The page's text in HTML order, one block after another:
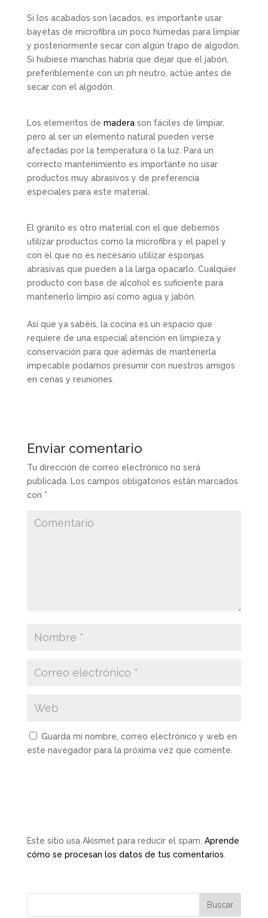
Si los acabados son lacados, es importante usar
bayetas de microfibra un poco húmedas para limpiar
y posteriormente secar con algún trapo de algodón.
Si hubiese manchas habría que dejar que el jabón,
preferiblemente con un ph neutro, actúe antes de
secar con el algodón.
Los elementos de maderason fáciles de limpiar,
pero al ser un elemento natural pueden verse
afectadas por la temperatura o la luz. Para un
correcto mantenimiento es importante no usar
productos muy abrasivos y de preferencia
especiales para este material.
El granito es otro material con el que debemos
utilizar productos como la microfibra y el papel y
con el que no es necesario utilizar esponjas
abrasivas que pueden a la larga opacarlo. Cualquier
producto con base de alcohol es suficiente para
mantenerlo limpio así como agua y jabón.
Así que ya sabéis, la cocina es un espacio que
requiere de una especial atención en limpieza y
conservación para que además de mantenerla
impecable podamos presumir con nuestros amigos
en cenas y reuniones.
Enviar comentario
Tu dirección de correo electrónico no será
publicada. Los campos obligatorios están marcados
con *
Guarda mi nombre, correo electrónico y web en
este navegador para la próxima vez que comente.
Este sitio usa Akismet para reducir el spam. Aprende
cómo se procesan los datos de tus comentarios